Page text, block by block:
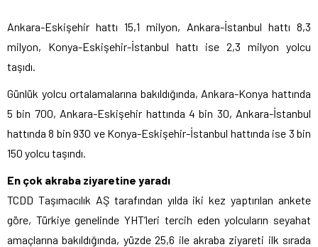
Ankara-Eskişehir hattı 15,1 milyon, Ankara-İstanbul hattı 8,3
milyon, Konya-Eskişehir-İstanbul hattı ise 2,3 milyon yolcu
taşıdı.
Günlük yolcu ortalamalarına bakıldığında, Ankara-Konya hattında
5 bin 700, Ankara-Eskişehir hattında 4 bin 30, Ankara-İstanbul
hattında 8 bin 930 ve Konya-Eskişehir-İstanbul hattında ise 3 bin
150 yolcu taşındı.
En çok akraba ziyaretine yaradı
TCDD Taşımacılık AŞ tarafından yılda iki kez yaptırılan ankete
göre, Türkiye genelinde YHT’leri tercih eden yolcuların seyahat
amaçlarına bakıldığında, yüzde 25,6 ile akraba ziyareti ilk sırada